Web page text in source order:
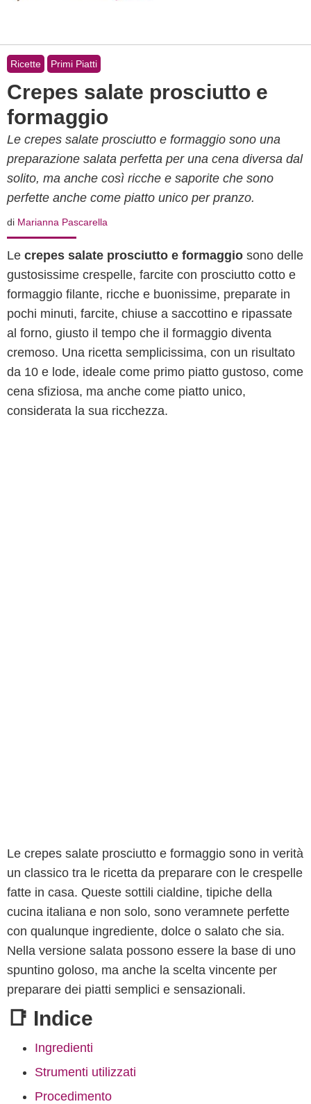
Ricette Primi Piatti
Crepes salate prosciutto e
formaggio
Le crepes salate prosciutto e formaggio sono una
preparazione salata perfetta per una cena diversa dal
solito, ma anche così ricche e saporite che sono
perfette anche come piatto unico per pranzo.
di Marianna Pascarella
Le crepes salate prosciutto e formaggio sono delle
gustosissime crespelle, farcite con prosciutto cotto e
formaggio filante, ricche e buonissime, preparate in
pochi minuti, farcite, chiuse a saccottino e ripassate
al forno, giusto il tempo che il formaggio diventa
cremoso. Una ricetta semplicissima, con un risultato
da 10 e lode, ideale come primo piatto gustoso, come
cena sfiziosa, ma anche come piatto unico,
considerata la sua ricchezza.
Le crepes salate prosciutto e formaggio sono in verità
un classico tra le ricetta da preparare con le crespelle
fatte in casa. Queste sottili cialdine, tipiche della
cucina italiana e non solo, sono veramnete perfette
con qualunque ingrediente, dolce o salato che sia.
Nella versione salata possono essere la base di uno
spuntino goloso, ma anche la scelta vincente per
preparare dei piatti semplici e sensazionali.
📑 Indice
Ingredienti
Strumenti utilizzati
Procedimento